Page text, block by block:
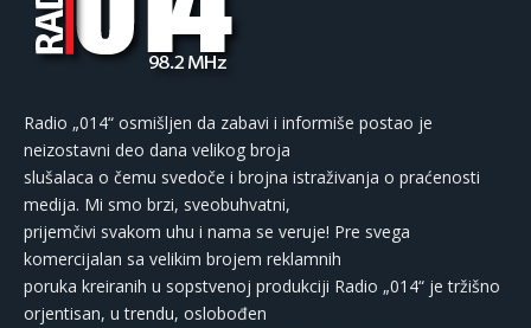
Radio „014“ osmišljen da zabavi i informiše postao je
neizostavni deo dana velikog broja
slušalaca o čemu svedoče i brojna istraživanja o praćenosti
medija. Mi smo brzi, sveobuhvatni,
prijemčivi svakom uhu i nama se veruje! Pre svega
komercijalan sa velikim brojem reklamnih
poruka kreiranih u sopstvenoj produkciji Radio „014“ je tržišno
orjentisan, u trendu, oslobođen